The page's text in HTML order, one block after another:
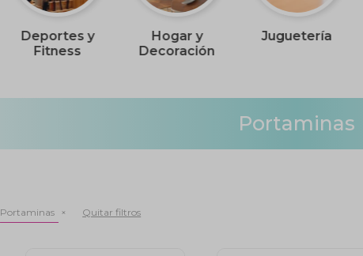
Deportes y
Fitness
Hogar y
Decoración
Juguetería
Portaminas
Portaminas Quitar filtros